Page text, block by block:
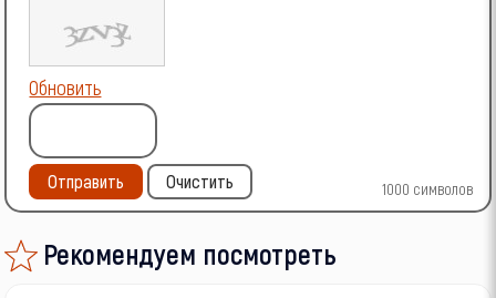
1000 символов
Обновить
Отправить Очистить
Рекомендуем посмотреть